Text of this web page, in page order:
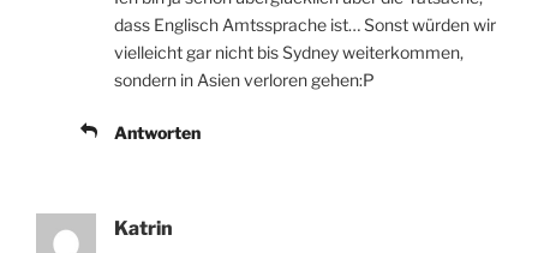
dass Englisch Amtssprache ist… Sonst würden wir
vielleicht gar nicht bis Sydney weiterkommen,
sondern in Asien verloren gehen:P
Antworten
Katrin